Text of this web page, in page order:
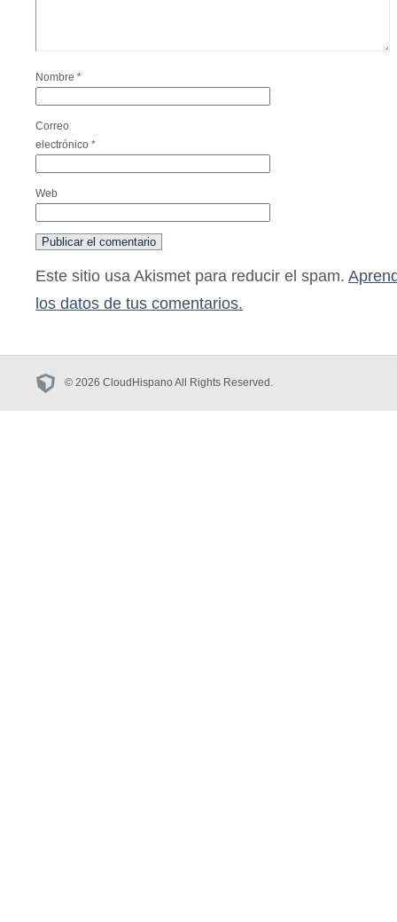
Nombre *
Correo
electrónico *
Web
Este sitio usa Akismet para reducir el spam.
los datos de tus comentarios.
© 2026 CloudHispano All Rights Reserved.